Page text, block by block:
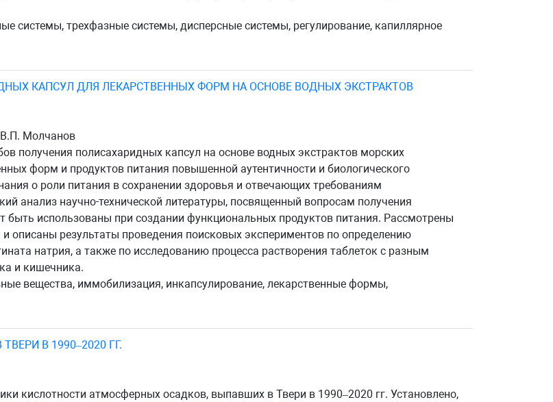
системы, трехфазные системы, дисперсные системы, регулирование, капиллярное
КАПСУЛ ДЛЯ ЛЕКАРСТВЕННЫХ ФОРМ НА ОСНОВЕ ВОДНЫХ ЭКСТРАКТОВ
Молчанов
получения полисахаридных капсул на основе водных экстрактов морских
форм и продуктов питания повышенной аутентичности и биологического
о роли питания в сохранении здоровья и отвечающих требованиям
анализ научно-технической литературы, посвященный вопросам получения
быть использованы при создании функциональных продуктов питания. Рассмотрены
описаны результаты проведения поисковых экспериментов по определению
натрия, а также по исследованию процесса растворения таблеток с разным
и кишечника.
вещества, иммобилизация, инкапсулирование, лекарственные формы,
В 1990–2020 ГГ.
кислотности атмосферных осадков, выпавших в Твери в 1990–2020 гг. Установлено,